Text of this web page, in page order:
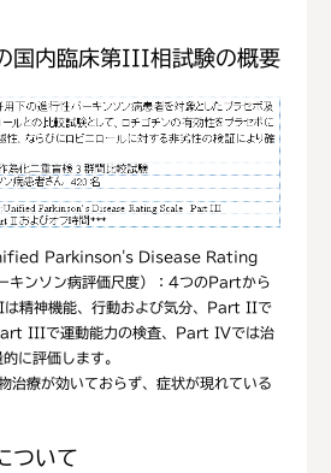
国内臨床第III相試験の概要
Parkinson's Disease Rating
キンソン病評価尺度）：4つのPartから
精神機能、行動および気分、Part IIで
IIIで運動能力の検査、Part IVでは治
に評価します。
治療が効いておらず、症状が現れている
ついて